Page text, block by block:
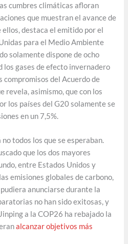
cumbres climáticas afloran
que muestran el avance de
destaca el emitido por el
para el Medio Ambiente
solamente dispone de ocho
los gases de efecto invernadero
compromisos del Acuerdo de
revela, asimismo, que con los
los países del G20 solamente se
en un 7,5%.
todos los que se esperaban.
que los dos mayores
entre Estados Unidos y
emisiones globales de carbono,
anunciarse durante la
no han sido exitosas, y
a la COP26 ha rebajado la
alcanzar objetivos más